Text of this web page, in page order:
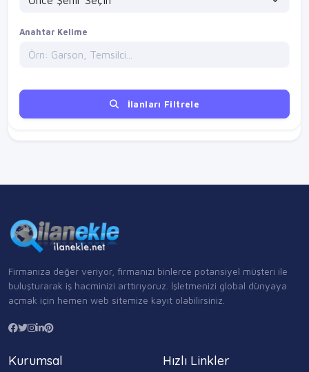
Anahtar Kelime
İlanları Filtrele
Firmanıza değer veriyor, firmanızı binlerce potansiyel müşteri ile
buluşturarak iş hacminizi arttırıyoruz. İşletmenizi global dünyaya
açmak için hemen web sitemize kayıt olabilirsiniz.
Kurumsal Hızlı Linkler